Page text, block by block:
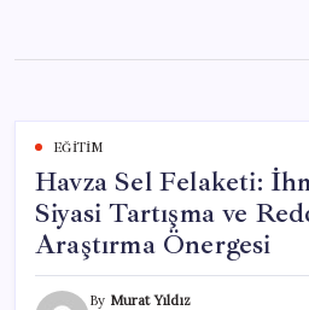
content
EĞITIM
Havza Sel Felaketi:
Siyasi Tartışma ve
Araştırma Önergesi
By Murat Yıldız